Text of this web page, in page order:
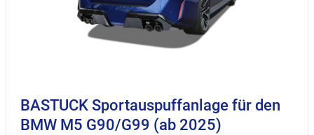
BASTUCK Sportauspuffanlage für den
BMW M5 G90/G99 (ab 2025)